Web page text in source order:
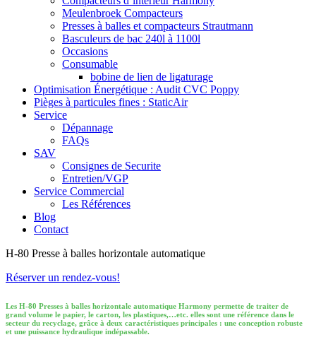
Meulenbroek Compacteurs
Presses à balles et compacteurs Strautmann
Basculeurs de bac 240l à 1100l
Occasions
Consumable
bobine de lien de ligaturage
Optimisation Énergétique : Audit CVC Poppy
Pièges à particules fines : StaticAir
Service
Dépannage
FAQs
SAV
Consignes de Securite
Entretien/VGP
Service Commercial
Les Références
Blog
Contact
H-80 Presse à balles horizontale automatique
Réserver un rendez-vous!
Les H-80 Presses à balles horizontale automatique Harmony permette de traiter de
grand volume le papier, le carton, les plastiques,…etc. elles sont une référence dans le
secteur du recyclage, grâce à deux caractéristiques principales : une conception robuste
et une puissance hydraulique indépassable.